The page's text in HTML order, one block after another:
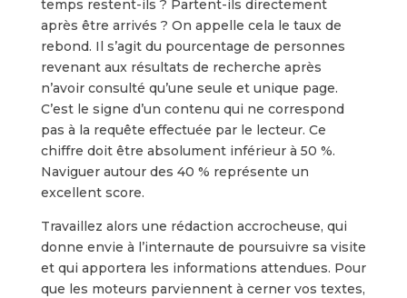
temps restent-ils ? Partent-ils directement
après être arrivés ? On appelle cela le taux de
rebond. Il s’agit du pourcentage de personnes
revenant aux résultats de recherche après
n’avoir consulté qu’une seule et unique page.
C’est le signe d’un contenu qui ne correspond
pas à la requête effectuée par le lecteur. Ce
chiffre doit être absolument inférieur à 50 %.
Naviguer autour des 40 % représente un
excellent score.
Travaillez alors une rédaction accrocheuse, qui
donne envie à l’internaute de poursuivre sa visite
et qui apportera les informations attendues. Pour
que les moteurs parviennent à cerner vos textes,